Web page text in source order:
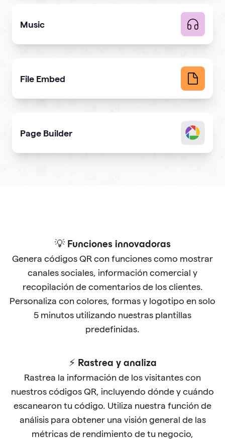
Music
File Embed
Display common file formats into QR Codes easily
Page Builder
💡 Funciones innovadoras
Genera códigos QR con funciones como mostrar
canales sociales, información comercial y
recopilación de comentarios de los clientes.
Personaliza con colores, formas y logotipo en solo
5 minutos utilizando nuestras plantillas
predefinidas.
⚡ Rastrea y analiza
Rastrea la información de los visitantes con
nuestros códigos QR, incluyendo dónde y cuándo
escanearon tu código. Utiliza nuestra función de
análisis para obtener una visión general de las
métricas de rendimiento de tu negocio,